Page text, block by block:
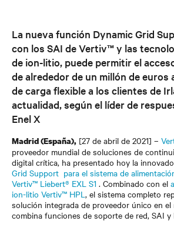
La nueva función Dynamic Grid
con los SAI de Vertiv™ y las
de ion-litio, puede permitir el
de alrededor de un millón de euros
de carga flexible a los clientes de
actualidad, según el líder de
Enel X
Madrid (España), [27 de abril de 2021] –
proveedor mundial de soluciones de
digital crítica, ha presentado hoy la
Grid Support para el sistema de
Vertiv™ Liebert® EXL S1 . Combinado con el
ion-litio Vertiv™ HPL, el sistema completo
solución integrada de proveedor único en el
combina funciones de soporte de red, SAI